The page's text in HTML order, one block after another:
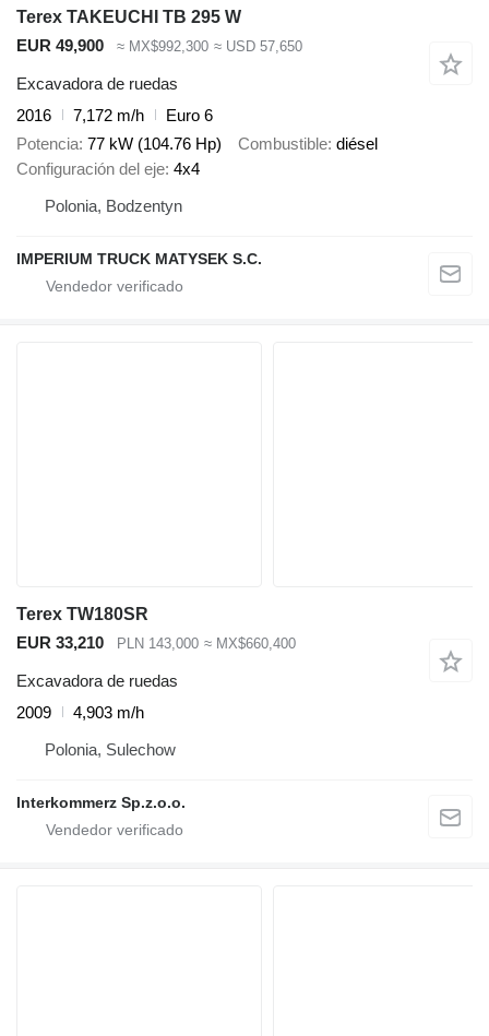
Terex TAKEUCHI TB 295 W
EUR 49,900
≈ MX$992,300 ≈ USD 57,650
Excavadora de ruedas
2016
7,172 m/h
Euro 6
Potencia 77 kW (104.76 Hp) Combustible diésel
Configuración del eje 4x4
Polonia, Bodzentyn
IMPERIUM TRUCK MATYSEK S.C.
Terex TW180SR
EUR 33,210
PLN 143,000 ≈ MX$660,400
Excavadora de ruedas
2009
4,903 m/h
Polonia, Sulechow
Interkommerz Sp.z.o.o.